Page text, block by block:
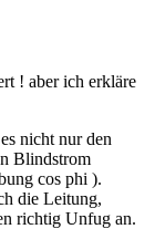
! aber ich erkläre
nicht nur den
Blindstrom
cos phi ).
die Leitung,
richtig Unfug an.